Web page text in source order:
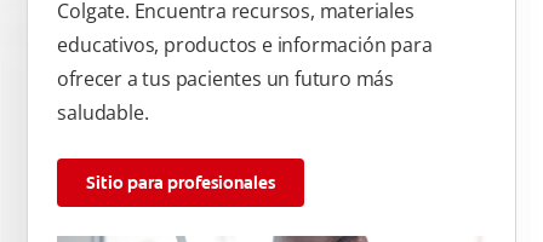
Colgate. Encuentra recursos, materiales
educativos, productos e información para
ofrecer a tus pacientes un futuro más
saludable.
Sitio para profesionales